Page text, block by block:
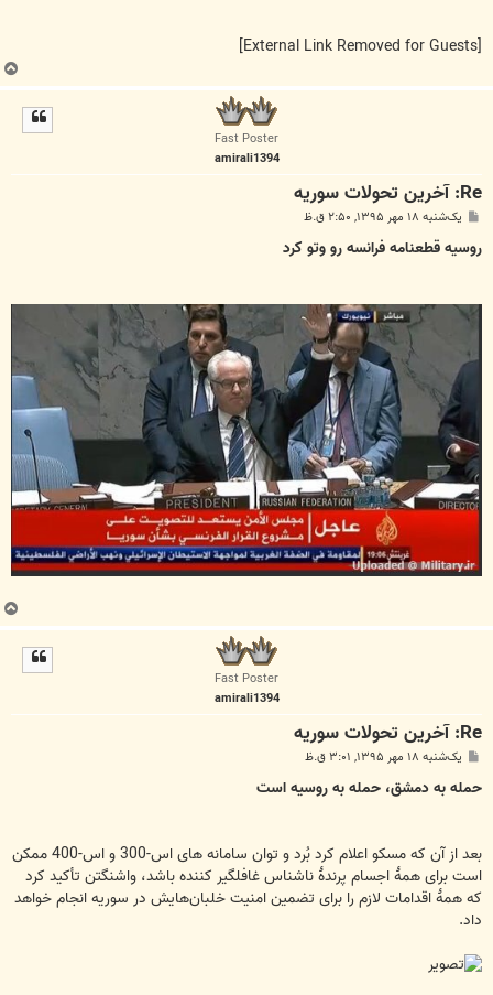
ب
ا
Fast Poster
amirali1394
Re: آخرين تحولات سوريه
پ
ت
یک‌شنبه ۱۸ مهر ۱۳۹۵, ۲:۵۰ ق.ظ
روسیه قطعنامه فرانسه رو وتو کرد
ب
ا
Fast Poster
amirali1394
Re: آخرين تحولات سوريه
پ
ت
یک‌شنبه ۱۸ مهر ۱۳۹۵, ۳:۰۱ ق.ظ
حمله‌ به دمشق، حمله به ‌روسیه است
بعد از آن که مسکو اعلام کرد بُرد و توان سامانه های اس-300 و اس-400 ممکن
است برای همۀ اجسام پرندۀ ناشناس غافلگیر کننده باشد، واشنگتن تأکید کرد
که همۀ اقدامات لازم را برای تضمین امنیت خلبان‌هایش در سوریه انجام خواهد
داد.